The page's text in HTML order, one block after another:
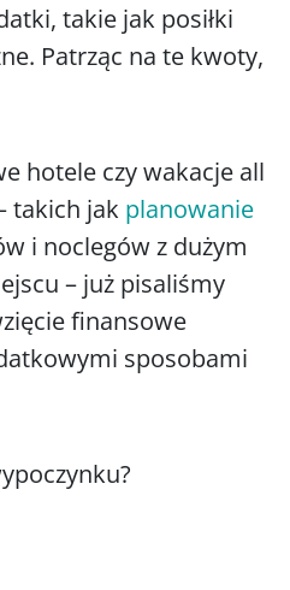
takie jak posiłki
Patrząc na te kwoty,
hotele czy wakacje all
takich jak planowanie
i noclegów z dużym
– już pisaliśmy
finansowe
sposobami